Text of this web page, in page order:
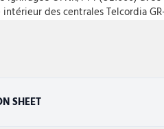
des centrales Telcordia
SHEET